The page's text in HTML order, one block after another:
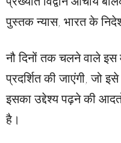
पुस्तक न्यास, भारत के
नौ दिनों तक चलने वाले
प्रदर्शित की जाएंगी, जो
इसका उद्देश्य पढ़ने की
है।